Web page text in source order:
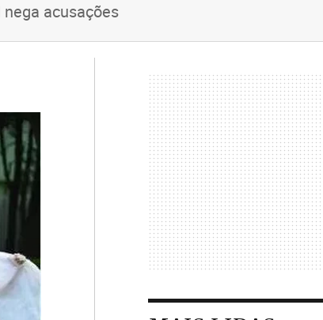
acusações